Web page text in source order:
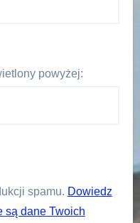
powyżej:
spamu. Dowiedz
są dane Twoich